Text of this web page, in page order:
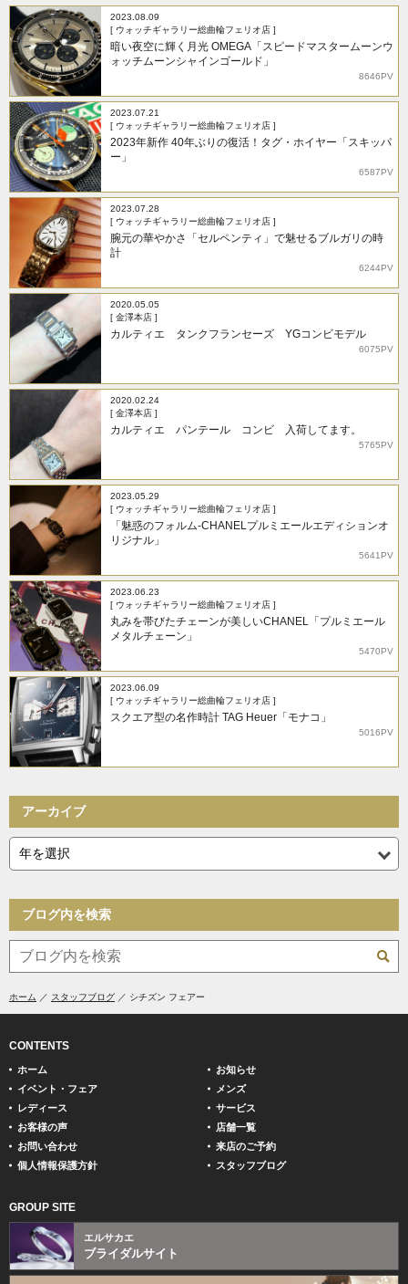
2023.08.09
[ ウォッチギャラリー総曲輪フェリオ店 ]
暗い夜空に輝く月光 OMEGA「スピードマスタームーンウ
ォッチムーンシャインゴールド」
8646PV
2023.07.21
[ ウォッチギャラリー総曲輪フェリオ店 ]
2023年新作 40年ぶりの復活！タグ・ホイヤー「スキッパ
ー」
6587PV
2023.07.28
[ ウォッチギャラリー総曲輪フェリオ店 ]
腕元の華やかさ「セルペンティ」で魅せるブルガリの時
計
6244PV
2020.05.05
[ 金澤本店 ]
カルティエ タンクフランセーズ YGコンビモデル
6075PV
2020.02.24
[ 金澤本店 ]
カルティエ パンテール コンビ 入荷してます。
5765PV
2023.05.29
[ ウォッチギャラリー総曲輪フェリオ店 ]
「魅惑のフォルム-CHANELプルミエールエディションオ
リジナル」
5641PV
2023.06.23
[ ウォッチギャラリー総曲輪フェリオ店 ]
丸みを帯びたチェーンが美しいCHANEL「プルミエール
メタルチェーン」
5470PV
2023.06.09
[ ウォッチギャラリー総曲輪フェリオ店 ]
スクエア型の名作時計 TAG Heuer「モナコ」
5016PV
アーカイブ
ブログ内を検索
ホーム スタッフブログ シチズン フェアー
CONTENTS
ホーム
お知らせ
イベント・フェア
メンズ
レディース
サービス
お客様の声
店舗一覧
お問い合わせ
来店のご予約
個人情報保護方針
スタッフブログ
GROUP SITE
エルサカエ
ブライダルサイト